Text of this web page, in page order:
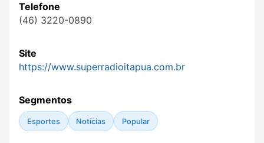
Telefone
(46) 3220-0890
Site
https://www.superradioitapua.com.br
Segmentos
Esportes Notícias Popular